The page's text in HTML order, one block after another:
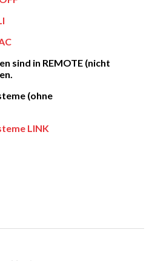
sind in REMOTE (nicht
(ohne
LINK